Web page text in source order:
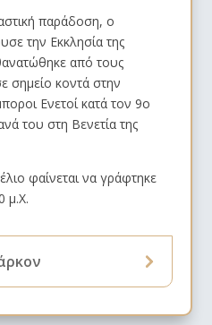
παράδοση, ο
την Εκκλησία της
από τους
σημείο κοντά στην
Ενετοί κατά τον 9ο
του στη Βενετία της
φαίνεται να γράφτηκε
μ.X.